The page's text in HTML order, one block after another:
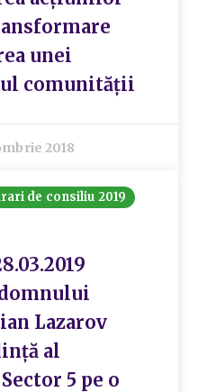
unei
comunității
2018
de consiliu 2019
Lazarov
al
5 pe o